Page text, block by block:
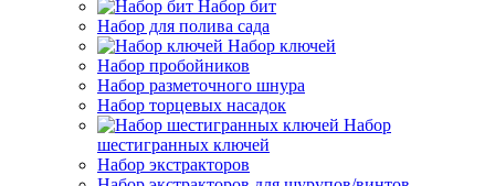
Набор бит
Набор для полива сада
Набор ключей
Набор пробойников
Набор разметочного шнура
Набор торцевых насадок
Набор
шестигранных ключей
Набор экстракторов